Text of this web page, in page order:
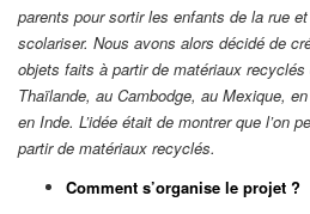
parents pour sortir les enfants de la rue
scolariser. Nous avons alors décidé de
objets faits à partir de matériaux
Thaïlande, au Cambodge, au Mexique,
en Inde. L’idée était de montrer que l’on
partir de matériaux recyclés.
Comment s’organise le projet ?